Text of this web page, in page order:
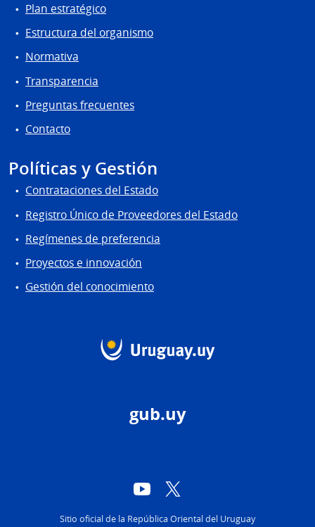
Plan estratégico
Estructura del organismo
Normativa
Transparencia
Preguntas frecuentes
Contacto
Políticas y Gestión
Contrataciones del Estado
Registro Único de Proveedores del Estado
Regímenes de preferencia
Proyectos e innovación
Gestión del conocimiento
gub.uy
YouTube
Sitio oficial de la República Oriental del Uruguay